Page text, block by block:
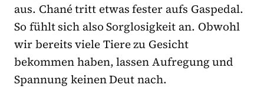
aus. Chané tritt etwas fester aufs Gaspedal.
So fühlt sich also Sorglosigkeit an. Obwohl
wir bereits viele Tiere zu Gesicht
bekommen haben, lassen Aufregung und
Spannung keinen Deut nach.